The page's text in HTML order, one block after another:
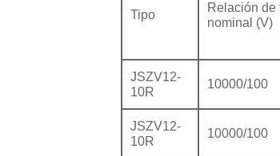
Tipo
Relación de
nominal (V)
JSZV12-
10R
10000/100
JSZV12-
10R
10000/100